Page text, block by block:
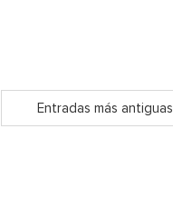
Entradas más antiguas